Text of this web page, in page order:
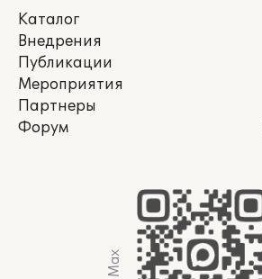
Каталог
Внедрения
Публикации
Мероприятия
Партнеры
Форум